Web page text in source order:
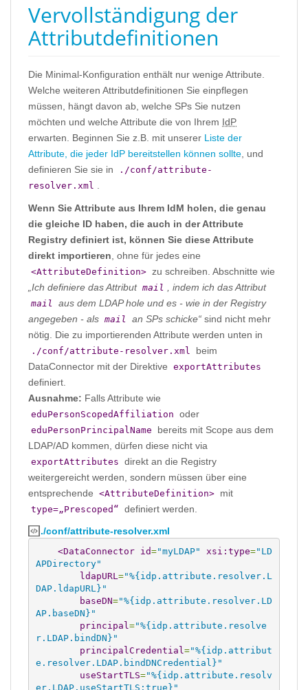
Vervollständigung der
Attributdefinitionen
Die Minimal-Konfiguration enthält nur wenige Attribute.
Welche weiteren Attributdefinitionen Sie einpflegen
müssen, hängt davon ab, welche SPs Sie nutzen
möchten und welche Attribute die von Ihrem IdP
erwarten. Beginnen Sie z.B. mit unserer Liste der
Attribute, die jeder IdP bereitstellen können sollte , und
definieren Sie sie in
./conf/attribute-
resolver.xml
Wenn Sie Attribute aus Ihrem IdM holen, die genau
die gleiche ID haben, die auch in der Attribute
Registry definiert ist, können Sie diese Attribute
direkt importieren , ohne für jedes eine
<AttributeDefinition> zu schreiben. Abschnitte wie
„Ich definiere das Attribut mail , indem ich das Attribut
mail aus dem LDAP hole und es - wie in der Registry
angegeben - als mail an SPs schicke“ sind nicht mehr
nötig. Die zu importierenden Attribute werden unten in
./conf/attribute-resolver.xml
beim
DataConnector mit der Direktive exportAttributes
definiert.
Ausnahme: Falls Attribute wie
eduPersonScopedAffiliation oder
eduPersonPrincipalName
bereits mit Scope aus dem
LDAP/AD kommen, dürfen diese nicht via
exportAttributes direkt an die Registry
weitergereicht werden, sondern müssen über eine
entsprechende <AttributeDefinition> mit
type=„Prescoped“ definiert werden.
./conf/attribute-resolver.xml
<DataConnector id="myLDAP" xsi:type="LD
APDirectory"
ldapURL ="%{idp.attribute.resolver.L
DAP.ldapURL}"
baseDN="%{idp.attribute.resolver.LD
AP.baseDN}"
principal ="%{idp.attribute.resolve
r.LDAP.bindDN}"
principalCredential ="%{idp.attribut
e.resolver.LDAP.bindDNCredential}"
useStartTLS="%{idp.attribute.resolv
er.LDAP.useStartTLS:true}"